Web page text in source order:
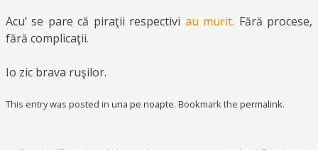
Acu’ se pare că piraţii respectivi au murit. Fără procese,
fără complicaţii.
Io zic brava ruşilor.
This entry was posted in una pe noapte. Bookmark the permalink.